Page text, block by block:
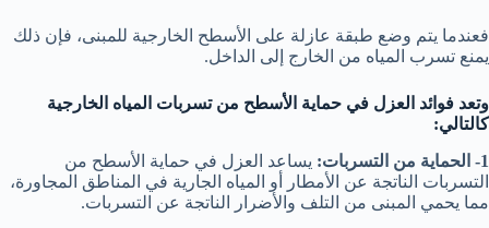
فعندما يتم وضع طبقة عازلة على الأسطح الخارجية للمبنى، فإن ذلك
يمنع تسرب المياه من الخارج إلى الداخل.
وتعد فوائد العزل في حماية الأسطح من تسربات المياه الخارجية
كالتالي:
1- الحماية من التسربات:
يساعد العزل في حماية الأسطح من
التسربات الناتجة عن الأمطار أو المياه الجارية في المناطق المجاورة،
مما يحمي المبنى من التلف والأضرار الناتجة عن التسربات.